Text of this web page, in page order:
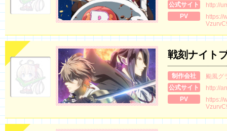
公式サイト
http://
PV
https://
戦刻ナイト
制作会社
颱風グ
公式サイト
http://
PV
https://